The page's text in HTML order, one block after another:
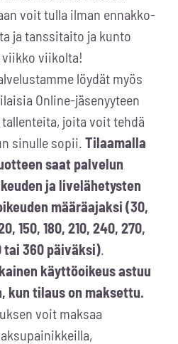
voit tulla ilman ennakko-
ja tanssitaito ja kunto
viikko viikolta!
löydät myös
Online-jäsenyyteen
joita voit tehdä
sinulle sopii.Tilaamalla
saat palvelun
ja livelähetysten
määräajaksi (30,
150, 180, 210, 240, 270,
tai 360 päiväksi).
käyttöoikeus astuu
kun tilaus on maksettu.
voit maksaa